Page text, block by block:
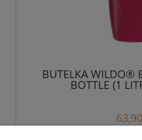
BUTELKA WILDO®
BOTTLE (1